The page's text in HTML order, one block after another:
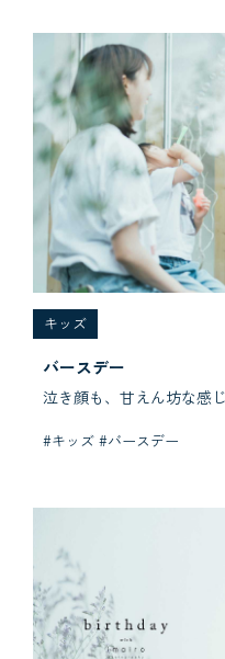
キッズ
バースデー
泣き顔も、甘えん坊な感
#キッズ #バースデー